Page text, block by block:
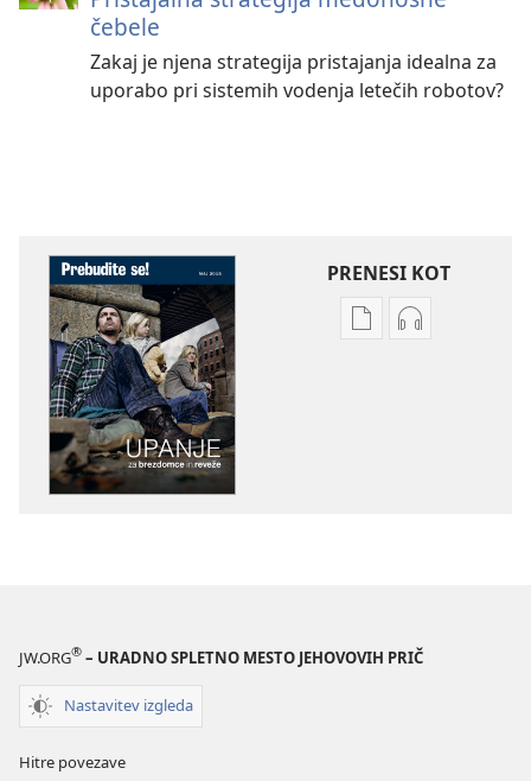
čebele
Zakaj je njena strategija pristajanja idealna za
uporabo pri sistemih vodenja letečih robotov?
PRENESI KOT
MožnostiMožnosti
JW.ORG® – URADNO SPLETNO MESTO JEHOVOVIH PRIČ
Nastavitev izgleda
Hitre povezave